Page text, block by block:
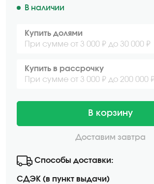
В наличии
Купить долями
При сумме от 3 000 ₽ до 30 000 ₽
Купить в рассрочку
При сумме от 3 000 ₽ до 200 000 ₽
В корзину
Доставим завтра
Способы доставки:
СДЭК (в пункт выдачи)